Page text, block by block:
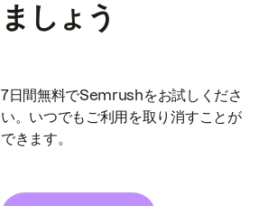
ましょう
7日間無料でSemrushをお試しくださ
い。いつでもご利用を取り消すことが
できます。